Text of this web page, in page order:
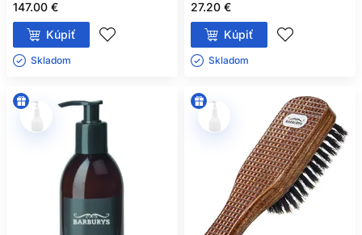
147.00 €
Kúpiť
Skladom ㅤ
27.20 €
Kúpiť
Skladom ㅤ